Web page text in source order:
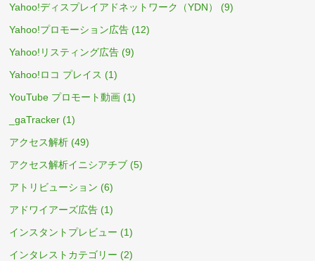
Yahoo!ディスプレイアドネットワーク（YDN）
(9)
Yahoo!プロモーション広告 (12)
Yahoo!リスティング広告 (9)
Yahoo!ロコ プレイス (1)
YouTube プロモート動画 (1)
_gaTracker (1)
アクセス解析 (49)
アクセス解析イニシアチブ (5)
アトリビューション (6)
アドワイアーズ広告 (1)
インスタントプレビュー (1)
インタレストカテゴリー (2)